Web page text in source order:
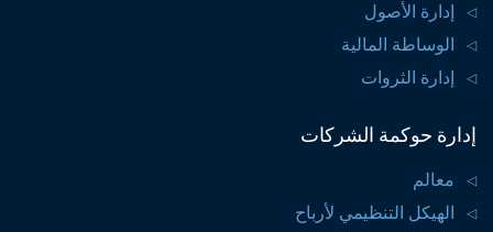
إدارة الأصول
الوساطة المالية
إدارة الثروات
إدارة حوكمة الشركات
معالم
الهيكل التنظيمي لأرباح